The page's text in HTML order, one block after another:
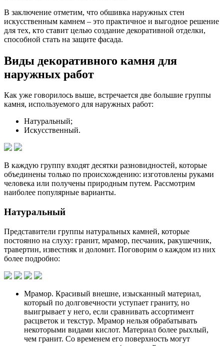
В заключение отметим, что обшивка наружных стен
искусственным камнем – это практичное и выгодное решение
для тех, кто ставит целью создание декоративной отделки,
способной стать на защите фасада.
Виды декоративного камня для
наружных работ
Как уже говорилось выше, встречается две большие группы
камня, используемого для наружных работ:
Натуральный;
Искусственный.
В каждую группу входят десятки разновидностей, которые
объединены только по происхождению: изготовлены руками
человека или получены природным путем. Рассмотрим
наиболее популярные варианты.
Натуральный
Представители группы натуральных камней, которые
постоянно на слуху: гранит, мрамор, песчаник, ракушечник,
травертин, известняк и доломит. Поговорим о каждом из них
более подробно:
Мрамор. Красивый внешне, изысканный материал,
который по долговечности уступает граниту, но
выигрывает у него, если сравнивать ассортимент
расцветок и текстур. Мрамор нельзя обрабатывать
некоторыми видами кислот. Материал более рыхлый,
чем гранит. Со временем его поверхность могут